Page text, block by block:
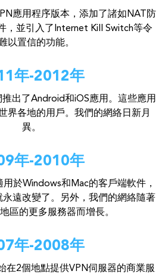
應用程序版本，添加了諸如NAT防
，並引入了Internet Kill Switch等令
以置信的功能。
年-2012年
出了Android和iOS應用。這些應用
界各地的用戶。我們的網絡日新月
異。
年-2010年
於Windows和Mac的客戶端軟件，
遠改變了。另外，我們的網絡隨著
區的更多服務器而增長。
年-2008年
在2個地點提供VPN伺服器的商業服